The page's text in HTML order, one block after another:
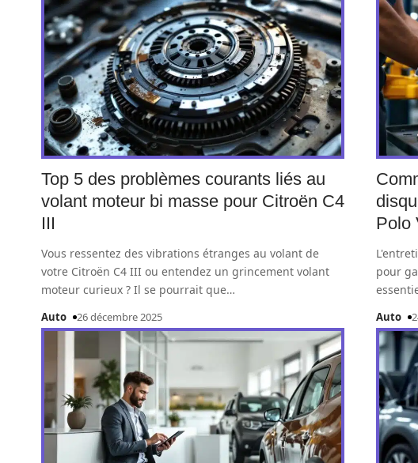
Top 5 des problèmes courants liés au
volant moteur bi masse pour Citroën C4
III
Vous ressentez des vibrations étranges au volant de
votre Citroën C4 III ou entendez un grincement volant
moteur curieux ? Il se pourrait que…
Auto 26 décembre 2025
Polo
pour
Auto